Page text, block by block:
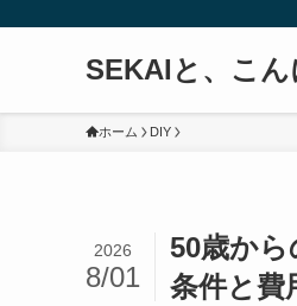
SEKAIと、こん
ホーム DIY
50歳か
条件と費
2026
8/01